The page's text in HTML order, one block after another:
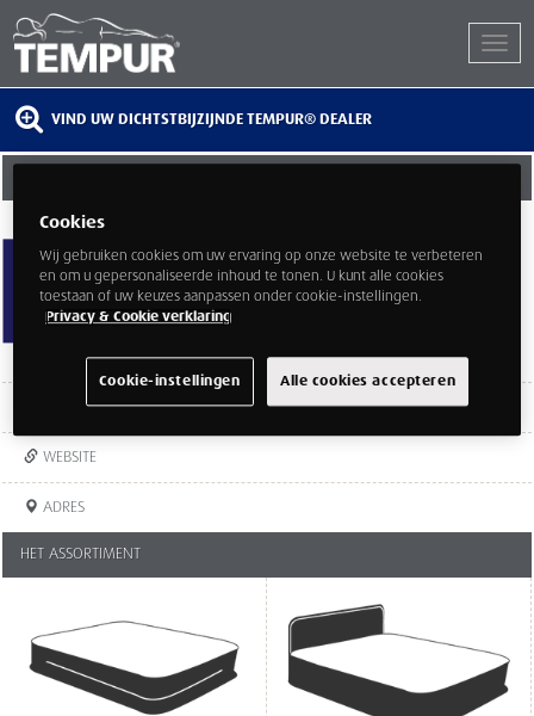
VIND UW DICHTSTBIJZIJNDE TEMPUR® DEALER
Waterloo
Waals Brabant - Brabant Wallon
+32 65 23 53 00
WEBSITE
ADRES
HET ASSORTIMENT
Cookies
Wij gebruiken cookies om uw ervaring op onze website te verbeteren
en om u gepersonaliseerde inhoud te tonen. U kunt alle cookies
toestaan of uw keuzes aanpassen onder cookie-instellingen.
Privacy & Cookie verklaring
Alle cookies accepteren
Cookie-instellingen